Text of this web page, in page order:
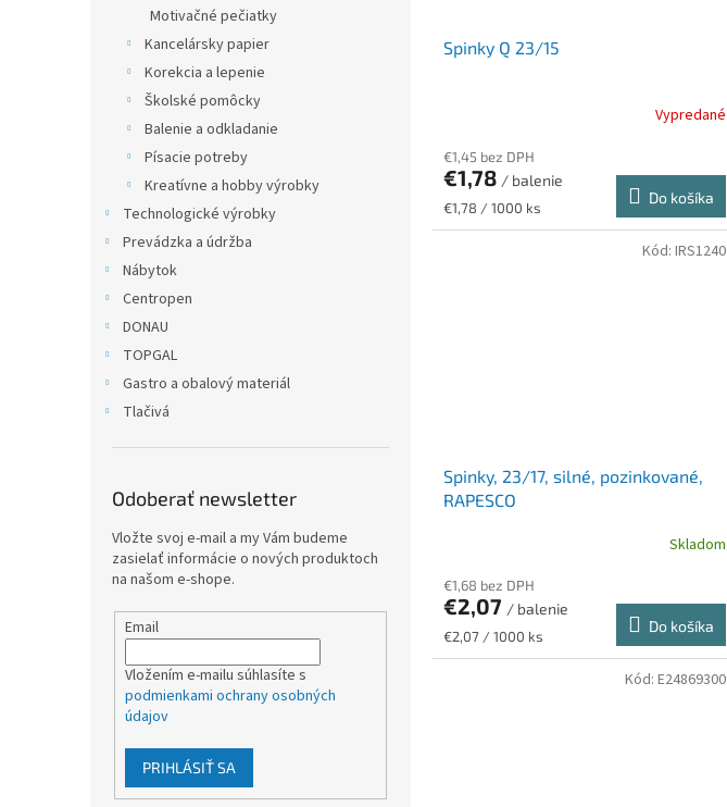
Motivačné pečiatky
Kancelársky papier
Korekcia a lepenie
Školské pomôcky
Balenie a odkladanie
Písacie potreby
Kreatívne a hobby výrobky
Technologické výrobky
Prevádzka a údržba
Nábytok
Centropen
DONAU
TOPGAL
Gastro a obalový materiál
Tlačivá
Odoberať newsletter
Vložte svoj e-mail a my Vám budeme
zasielať informácie o nových produktoch
na našom e-shope.
Email
Vložením e-mailu súhlasíte s
podmienkami ochrany osobných
údajov
PRIHLÁSIŤ SA
Spinky Q 23/15
Vypredané
€1,45 bez DPH
€1,78 / balenie
Jednotková
€1,78 / 1000 ks
Do košíka
Spinky, 23/17, silné, pozinkované,
RAPESCO
Skladom
€1,68 bez DPH
€2,07 / balenie
Jednotková
€2,07 / 1000 ks
Do košíka
Kód: IRS1240
Kód: E24869300